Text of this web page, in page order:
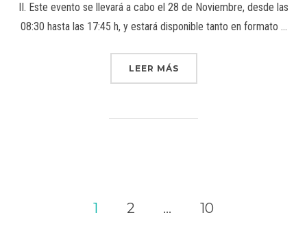
II. Este evento se llevará a cabo el 28 de Noviembre, desde las
08:30 hasta las 17:45 h, y estará disponible tanto en formato …
LEER MÁS
1 2 … 10